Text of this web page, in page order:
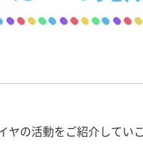
ヤの活動をご紹介してい